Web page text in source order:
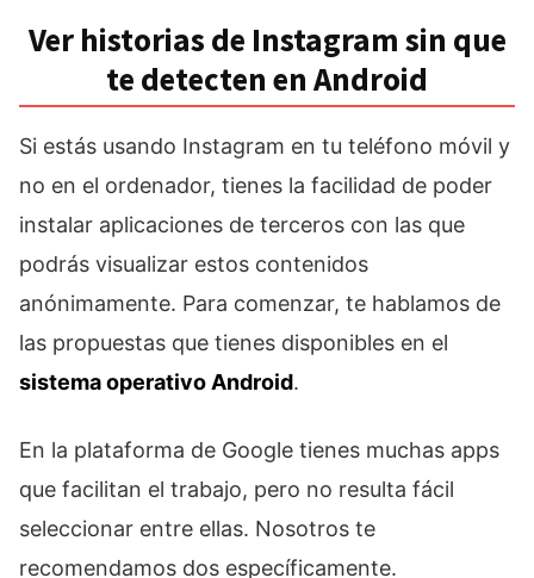
Ver historias de Instagram sin que
te detecten en Android
Si estás usando Instagram en tu teléfono móvil y
no en el ordenador, tienes la facilidad de poder
instalar aplicaciones de terceros con las que
podrás visualizar estos contenidos
anónimamente. Para comenzar, te hablamos de
las propuestas que tienes disponibles en el
sistema operativo Android.
En la plataforma de Google tienes muchas apps
que facilitan el trabajo, pero no resulta fácil
seleccionar entre ellas. Nosotros te
recomendamos dos específicamente.